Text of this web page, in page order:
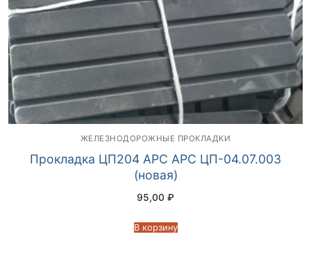
ЖЕЛЕЗНОДОРОЖНЫЕ ПРОКЛАДКИ
Прокладка ЦП204 АРС АРС ЦП-04.07.003
(новая)
95,00 ₽
В корзину